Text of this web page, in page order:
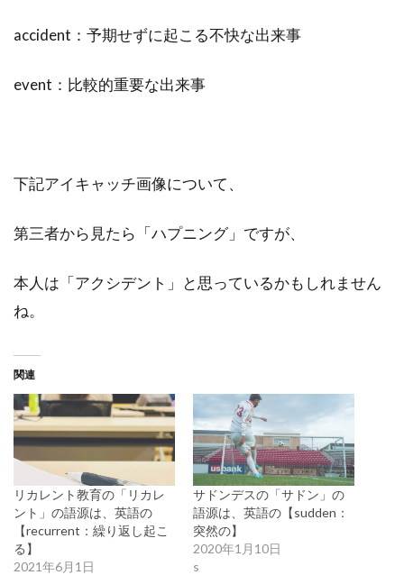
accident：予期せずに起こる不快な出来事
event：比較的重要な出来事
下記アイキャッチ画像について、
第三者から見たら「ハプニング」ですが、
本人は「アクシデント」と思っているかもしれません
ね。
関連
リカレント教育の「リカレ
ント」の語源は、英語の
【recurrent：繰り返し起こ
る】
2021年6月1日
サドンデスの「サドン」の
語源は、英語の【sudden：
突然の】
2020年1月10日
s